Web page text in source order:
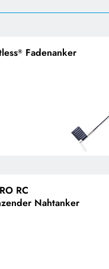
® Fadenanker
RC
Nahtanker